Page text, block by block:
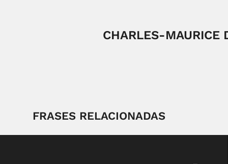
CHARLES-MAURICE
FRASES RELACIONADAS